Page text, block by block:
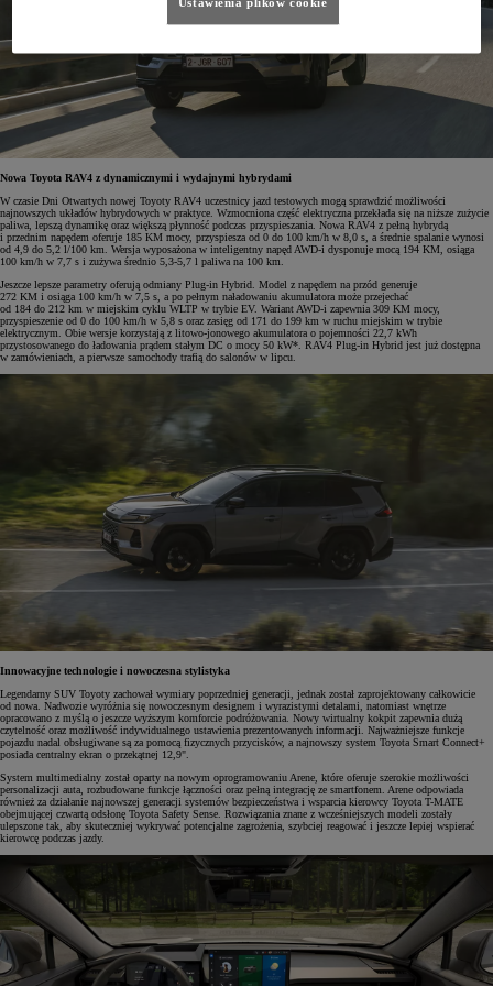
Nowa Toyota RAV4 z dynamicznymi i wydajnymi hybrydami
W czasie Dni Otwartych nowej Toyoty RAV4 uczestnicy jazd testowych mogą sprawdzić możliwości
najnowszych układów hybrydowych w praktyce. Wzmocniona część elektryczna przekłada się na niższe zużycie
paliwa, lepszą dynamikę oraz większą płynność podczas przyspieszania. Nowa RAV4 z pełną hybrydą
i przednim napędem oferuje 185 KM mocy, przyspiesza od 0 do 100 km/h w 8,0 s, a średnie spalanie wynosi
od 4,9 do 5,2 l/100 km. Wersja wyposażona w inteligentny napęd AWD-i dysponuje mocą 194 KM, osiąga
100 km/h w 7,7 s i zużywa średnio 5,3-5,7 l paliwa na 100 km.
Jeszcze lepsze parametry oferują odmiany Plug-in Hybrid. Model z napędem na przód generuje
272 KM i osiąga 100 km/h w 7,5 s, a po pełnym naładowaniu akumulatora może przejechać
od 184 do 212 km w miejskim cyklu WLTP w trybie EV. Wariant AWD-i zapewnia 309 KM mocy,
przyspieszenie od 0 do 100 km/h w 5,8 s oraz zasięg od 171 do 199 km w ruchu miejskim w trybie
elektrycznym. Obie wersje korzystają z litowo-jonowego akumulatora o pojemności 22,7 kWh
przystosowanego do ładowania prądem stałym DC o mocy 50 kW*. RAV4 Plug-in Hybrid jest już dostępna
w zamówieniach, a pierwsze samochody trafią do salonów w lipcu.
Innowacyjne technologie i nowoczesna stylistyka
Legendarny SUV Toyoty zachował wymiary poprzedniej generacji, jednak został zaprojektowany całkowicie
od nowa. Nadwozie wyróżnia się nowoczesnym designem i wyrazistymi detalami, natomiast wnętrze
opracowano z myślą o jeszcze wyższym komforcie podróżowania. Nowy wirtualny kokpit zapewnia dużą
czytelność oraz możliwość indywidualnego ustawienia prezentowanych informacji. Najważniejsze funkcje
pojazdu nadal obsługiwane są za pomocą fizycznych przycisków, a najnowszy system Toyota Smart Connect+
posiada centralny ekran o przekątnej 12,9".
System multimedialny został oparty na nowym oprogramowaniu Arene, które oferuje szerokie możliwości
personalizacji auta, rozbudowane funkcje łączności oraz pełną integrację ze smartfonem. Arene odpowiada
również za działanie najnowszej generacji systemów bezpieczeństwa i wsparcia kierowcy Toyota T-MATE
obejmującej czwartą odsłonę Toyota Safety Sense. Rozwiązania znane z wcześniejszych modeli zostały
ulepszone tak, aby skuteczniej wykrywać potencjalne zagrożenia, szybciej reagować i jeszcze lepiej wspierać
kierowcę podczas jazdy.